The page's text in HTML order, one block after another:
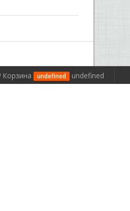
Корзина undefined undefined